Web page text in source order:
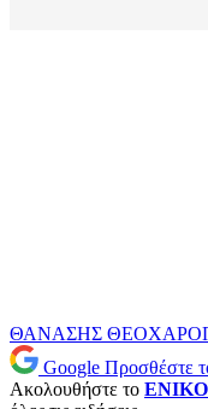
ΘΑΝΑΣΗΣ
Google Προσθέστε
Ακολουθήστε το